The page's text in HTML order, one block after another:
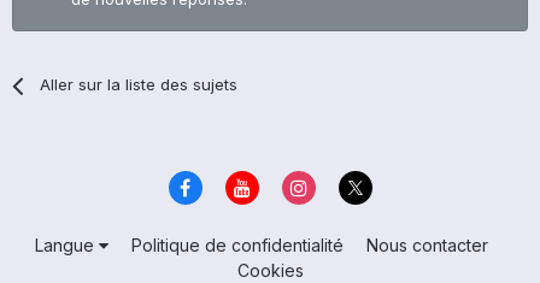
Aller sur la liste des sujets
Langue Politique de confidentialité
Nous contacter
Cookies